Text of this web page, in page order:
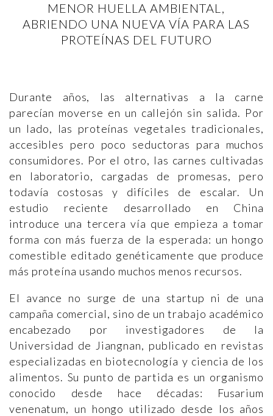
MENOR HUELLA AMBIENTAL,
ABRIENDO UNA NUEVA VÍA PARA LAS
PROTEÍNAS DEL FUTURO
Durante años, las alternativas a la carne
parecían moverse en un callejón sin salida. Por
un lado, las proteínas vegetales tradicionales,
accesibles pero poco seductoras para muchos
consumidores. Por el otro, las carnes cultivadas
en laboratorio, cargadas de promesas, pero
todavía costosas y difíciles de escalar. Un
estudio reciente desarrollado en China
introduce una tercera vía que empieza a tomar
forma con más fuerza de la esperada: un hongo
comestible editado genéticamente que produce
más proteína usando muchos menos recursos.
El avance no surge de una startup ni de una
campaña comercial, sino de un trabajo académico
encabezado por investigadores de la
Universidad de Jiangnan, publicado en revistas
especializadas en biotecnología y ciencia de los
alimentos. Su punto de partida es un organismo
conocido desde hace décadas: Fusarium
venenatum, un hongo utilizado desde los años